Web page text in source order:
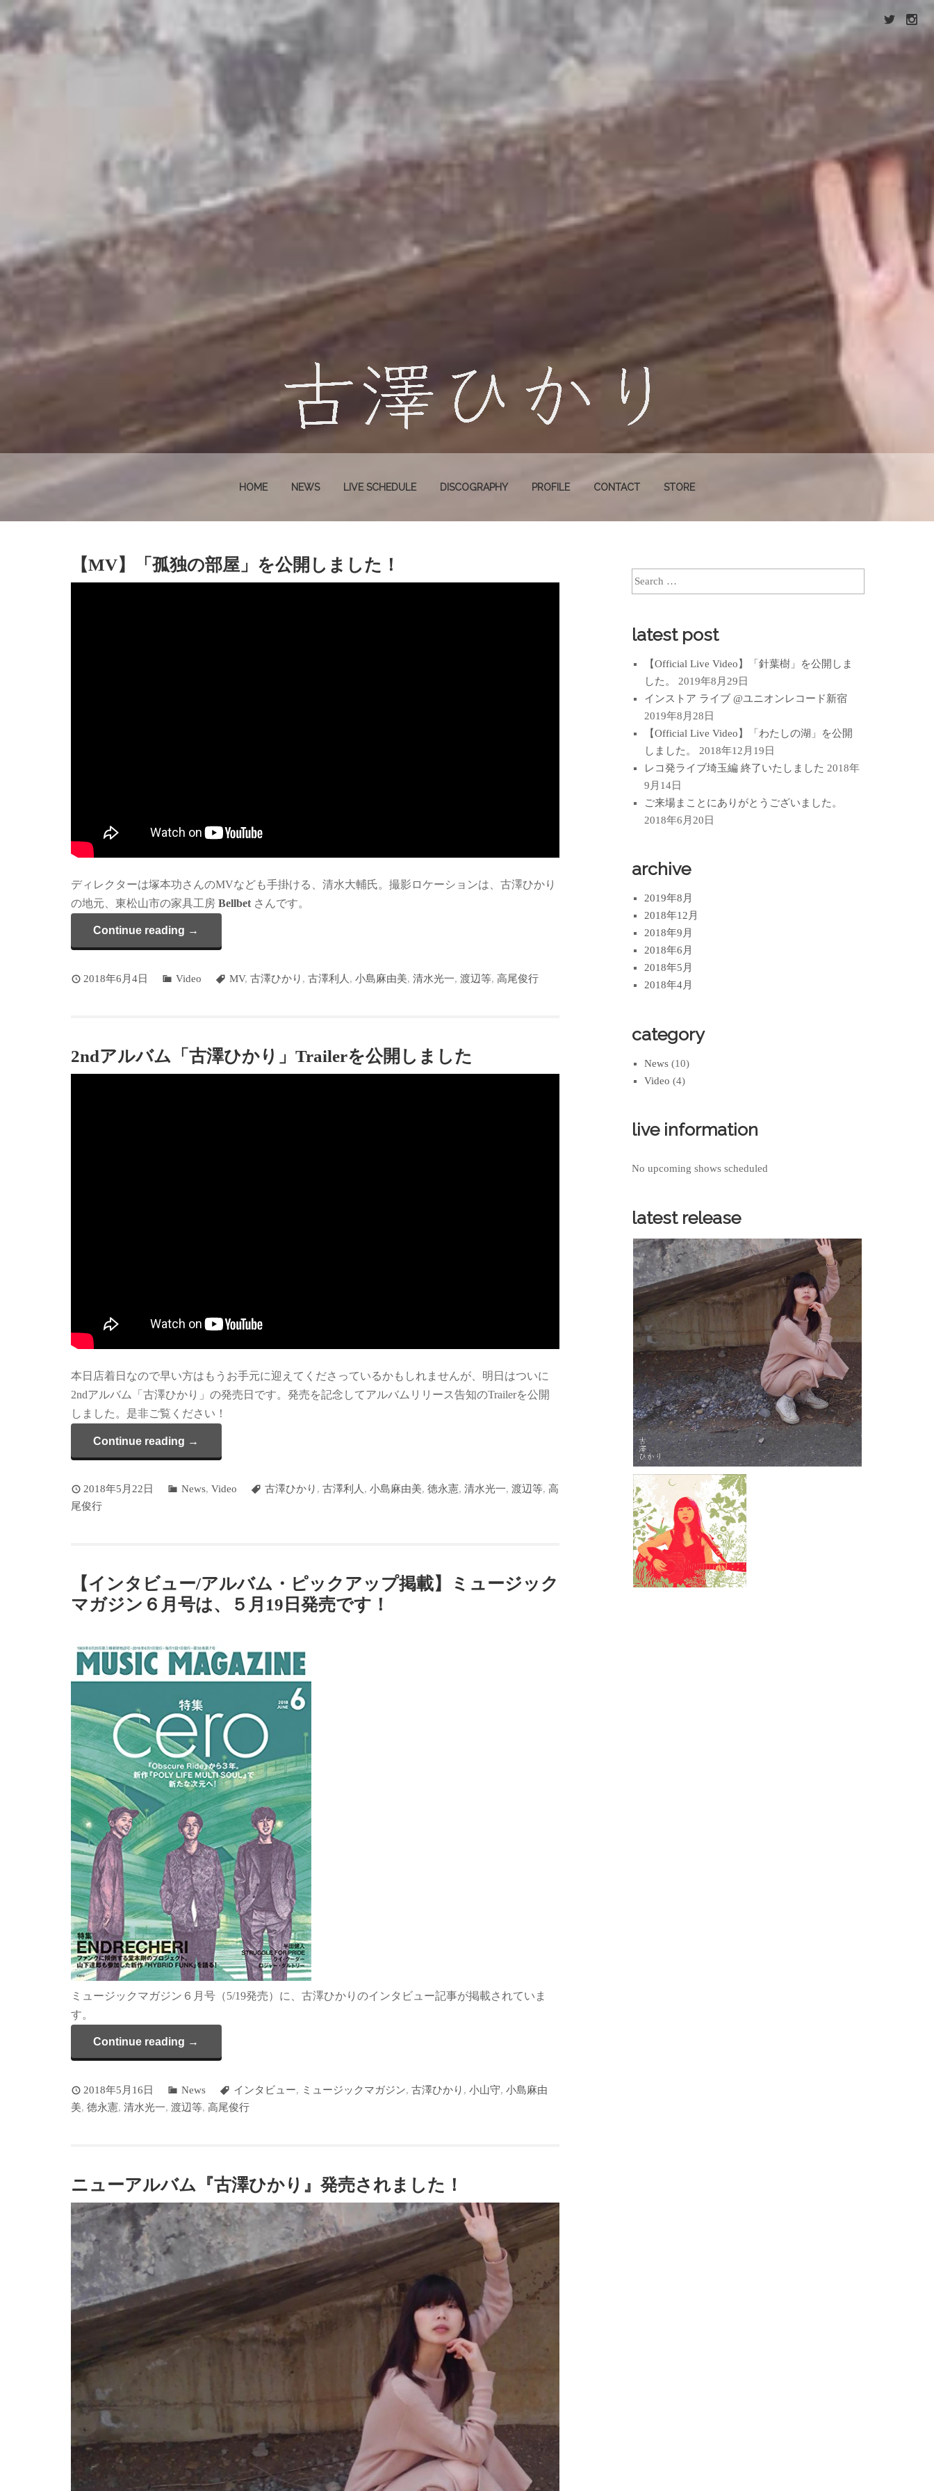
HOME NEWS LIVE SCHEDULE DISCOGRAPHY PROFILE CONTACT STORE
【MV】「孤独の部屋」を公開しました！
ディレクターは塚本功さんのMVなども手掛ける、清水大輔氏。撮影ロケーションは、古澤ひかり
の地元、東松山市の家具工房 Bellbet さんです。
Continue reading →
2018年6月4日 Video MV, 古澤ひかり , 古澤利人 , 小島麻由美, 清水光一, 渡辺等, 高尾俊行
2ndアルバム「古澤ひかり」Trailerを公開しました
本日店着日なので早い方はもうお手元に迎えてくださっているかもしれませんが、明日はついに
2ndアルバム「古澤ひかり」の発売日です。発売を記念してアルバムリリース告知のTrailerを公開
しました。是非ご覧ください！
Continue reading →
2018年5月22日 News, Video 古澤ひかり , 古澤利人, 小島麻由美, 徳永憲, 清水光一, 渡辺等, 高
尾俊行
【インタビュー/アルバム・ピックアップ掲載】ミュージック
マガジン６月号は、５月19日発売です！
ミュージックマガジン６月号（5/19発売）に、古澤ひかりのインタビュー記事が掲載されていま
す。
Continue reading →
2018年5月16日 News インタビュー, ミュージックマガジン, 古澤ひかり , 小山守, 小島麻由
美, 徳永憲, 清水光一, 渡辺等, 高尾俊行
ニューアルバム『古澤ひかり』発売されました！
latest post
【Official Live Video】「針葉樹」を公開しま
した。
2019年8月29日
インストア ライブ @ユニオンレコード新宿
2019年8月28日
【Official Live Video】「わたしの湖」を公開
しました。
2018年12月19日
レコ発ライブ埼玉編 終了いたしました 2018年
9月14日
ご来場まことにありがとうございました。
2018年6月20日
archive
2019年8月
2018年12月
2018年9月
2018年6月
2018年5月
2018年4月
category
News (10)
Video (4)
live information
No upcoming shows scheduled
latest release